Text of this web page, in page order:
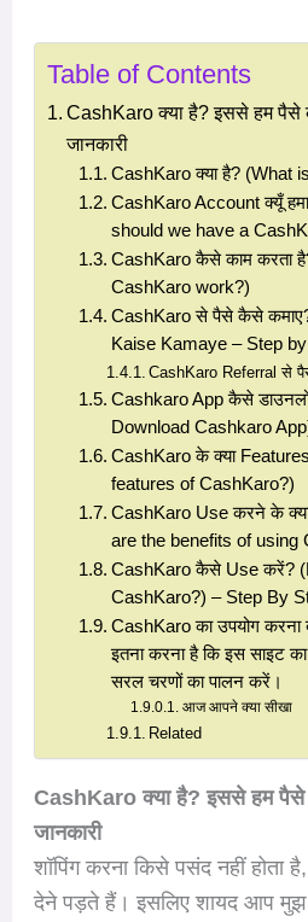
Table of Contents
CashKaro क्या है? इससे हम पैसे
जानकारी
CashKaro क्या है? (What
CashKaro Account क्यूँ
should we have a
CashKaro कैसे काम करता
CashKaro work?)
CashKaro से पैसे कैसे
Kaise Kamaye – Step
CashKaro Referral से
Cashkaro App कैसे
Download Cashkaro
CashKaro के क्या
features of CashKaro?)
CashKaro Use करने के
are the benefits of using
CashKaro कैसे Use करें?
CashKaro?) – Step By
CashKaro का उपयोग
इतना करना है कि इस साइट
सरल चरणों का पालन करें।
आज आपने क्या सीखा
Related
CashKaro क्या है? इससे हम पैसे
जानकारी
शॉपिंग करना किसे पसंद नहीं होता
देने पड़ते हैं। इसलिए शायद आप मुझ